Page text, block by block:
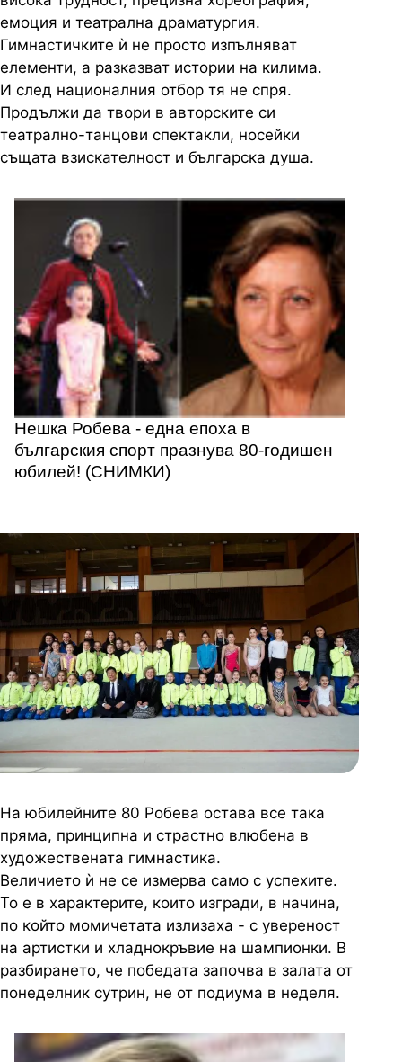
емоция и театрална драматургия.
Гимнастичките ѝ не просто изпълняват
елементи, а разказват истории на килима.
И след националния отбор тя не спря.
Продължи да твори в авторските си
театрално-танцови спектакли, носейки
същата взискателност и българска душа.
Нешка Робева - една епоха в
българския спорт празнува 80-годишен
юбилей! (СНИМКИ)
На юбилейните 80 Робева остава все така
пряма, принципна и страстно влюбена в
художествената гимнастика.
Величието ѝ не се измерва само с успехите.
То е в характерите, които изгради, в начина,
по който момичетата излизаха - с увереност
на артистки и хладнокръвие на шампионки. В
разбирането, че победата започва в залата от
понеделник сутрин, не от подиума в неделя.